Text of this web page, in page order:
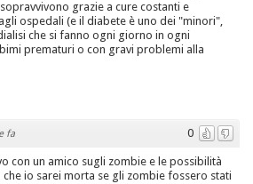
grazie a cure costanti e
ospedali (e il diabete è uno dei "minori",
che si fanno ogni giorno in ogni
prematuri o con gravi problemi alla
0
fa
con un amico sugli zombie e le possibilità
che io sarei morta se gli zombie fossero stati